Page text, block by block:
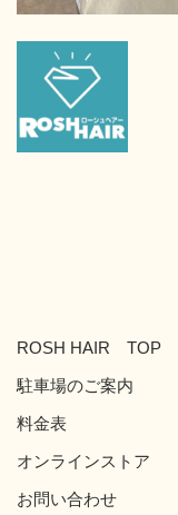
ROSH HAIR TOP
駐車場のご案内
料金表
オンラインストア
お問い合わせ